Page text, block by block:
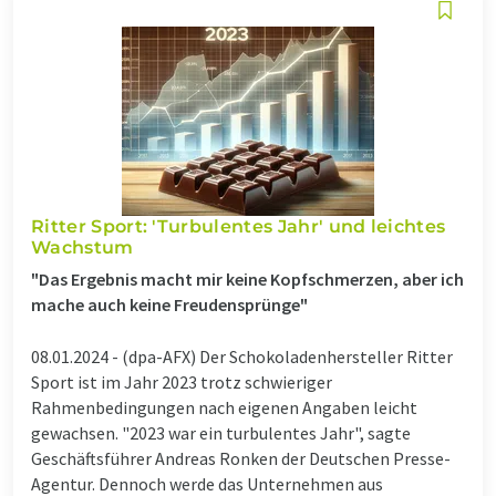
Ritter Sport: 'Turbulentes Jahr' und leichtes
Wachstum
"Das Ergebnis macht mir keine Kopfschmerzen, aber ich
mache auch keine Freudensprünge"
08.01.2024 - (dpa-AFX) Der Schokoladenhersteller Ritter
Sport ist im Jahr 2023 trotz schwieriger
Rahmenbedingungen nach eigenen Angaben leicht
gewachsen. "2023 war ein turbulentes Jahr", sagte
Geschäftsführer Andreas Ronken der Deutschen Presse-
Agentur. Dennoch werde das Unternehmen aus